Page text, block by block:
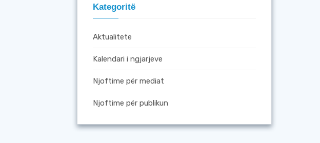
Kategoritë
Aktualitete
Kalendari i ngjarjeve
Njoftime për mediat
Njoftime për publikun